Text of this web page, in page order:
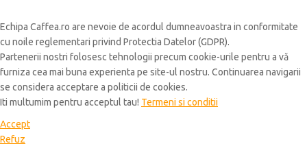
Echipa Caffea.ro are nevoie de acordul dumneavoastra in conformitate
cu noile reglementari privind Protectia Datelor (GDPR).
Partenerii nostri folosesc tehnologii precum cookie-urile pentru a vă
furniza cea mai buna experienta pe site-ul nostru. Continuarea navigarii
se considera acceptare a politicii de cookies.
Iti multumim pentru acceptul tau! Termeni si conditii
Accept
Refuz